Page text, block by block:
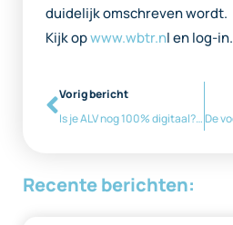
duidelijk omschreven wordt.
Kijk opwww.wbtr.nl en log-in.
Vorig bericht
Is je ALV nog 100% digitaal? Lees dit bericht dan goed!
Recente berichten: